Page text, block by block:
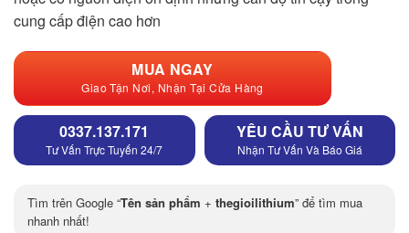
cung cấp điện cao hơn
MUA NGAY
Giao Tận Nơi, Nhận Tại Cửa Hàng
0337.137.171
Tư Vấn Trực Tuyến 24/7
YÊU CẦU TƯ VẤN
Nhận Tư Vấn Và Báo Giá
Tìm trên Google “Tên sản phẩm + thegioilithium” để tìm mua
nhanh nhất!